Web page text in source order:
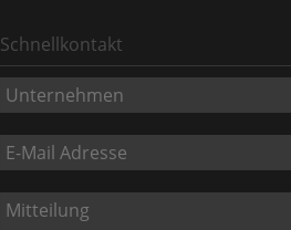
Schnellkontakt